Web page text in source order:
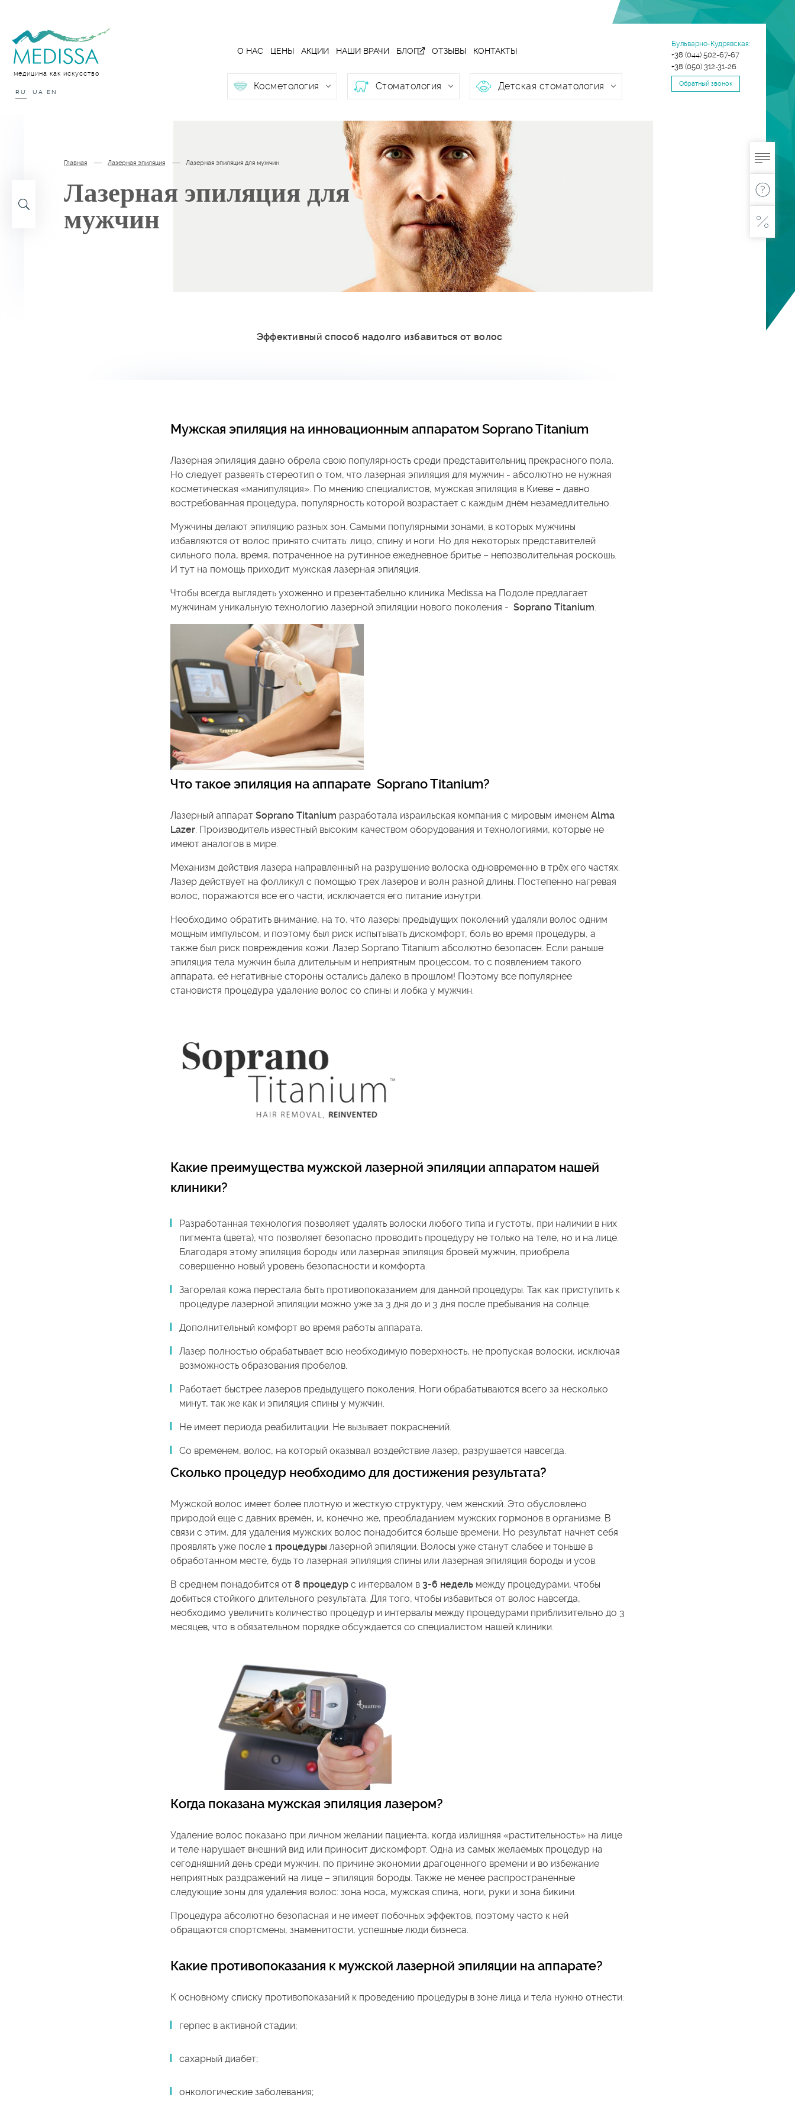
RU UA EN
медицина как искусство
Бульварно-Кудрявская:
+38 (044) 502-67-67
+38 (050) 312-31-26
Обратный звонок
ONLINE
ЗАПИСЬ
ЗАДАТЬ
ВОПРОС
ПОЛУЧИТЬ
СКИДКУ
О НАС
Косметология Стоматология Детская стоматология
ЦЕНЫ АКЦИИ НАШИ ВРАЧИ БЛОГ ОТЗЫВЫ КОНТАКТЫ
Главная Лазерная эпиляция Лазерная эпиляция для мужчин
Лазерная эпиляция для
мужчин
Эффективный способ надолго избавиться от волос
Мужская эпиляция на инновационным аппаратом Soprano Titanium
Лазерная эпиляция давно обрела свою популярность среди представительниц прекрасного пола.
Но следует развеять стереотип о том, что лазерная эпиляция для мужчин - абсолютно не нужная
косметическая «манипуляция». По мнению специалистов, мужская эпиляция в Киеве – давно
востребованная процедура, популярность которой возрастает с каждым днём незамедлительно.
Мужчины делают эпиляцию разных зон. Самыми популярными зонами, в которых мужчины
избавляются от волос принято считать: лицо, спину и ноги. Но для некоторых представителей
сильного пола, время, потраченное на рутинное ежедневное бритье – непозволительная роскошь.
И тут на помощь приходит мужская лазерная эпиляция.
Чтобы всегда выглядеть ухоженно и презентабельно клиника Medissa на Подоле предлагает
мужчинам уникальную технологию лазерной эпиляции нового поколения - Soprano Titanium.
Что такое эпиляция на аппарате Soprano Titanium?
Лазерный аппарат Soprano Titanium разработала израильская компания с мировым именем Alma
Lazer. Производитель известный высоким качеством оборудования и технологиями, которые не
имеют аналогов в мире.
Механизм действия лазера направленный на разрушение волоска одновременно в трёх его частях.
Лазер действует на фолликул с помощью трех лазеров и волн разной длины. Постепенно нагревая
волос, поражаются все его части, исключается его питание изнутри.
Необходимо обратить внимание, на то, что лазеры предыдущих поколений удаляли волос одним
мощным импульсом, и поэтому был риск испытывать дискомфорт, боль во время процедуры, а
также был риск повреждения кожи. Лазер Soprano Titanium абсолютно безопасен. Если раньше
эпиляция тела мужчин была длительным и неприятным процессом, то с появлением такого
аппарата, её негативные стороны остались далеко в прошлом! Поэтому все популярнее
становистя процедура удаление волос со спины и лобка у мужчин.
Какие преимущества мужской лазерной эпиляции аппаратом нашей
клиники?
Разработанная технология позволяет удалять волоски любого типа и густоты, при наличии в них
пигмента (цвета), что позволяет безопасно проводить процедуру не только на теле, но и на лице.
Благодаря этому эпиляция бороды или лазерная эпиляция бровей мужчин, приобрела
совершенно новый уровень безопасности и комфорта.
Загорелая кожа перестала быть противопоказанием для данной процедуры. Так как приступить к
процедуре лазерной эпиляции можно уже за 3 дня до и 3 дня после пребывания на солнце.
Дополнительный комфорт во время работы аппарата.
Лазер полностью обрабатывает всю необходимую поверхность, не пропуская волоски, исключая
возможность образования пробелов.
Работает быстрее лазеров предыдущего поколения. Ноги обрабатываются всего за несколько
минут, так же как и эпиляция спины у мужчин.
Не имеет периода реабилитации. Не вызывает покраснений.
Со временем, волос, на который оказывал воздействие лазер, разрушается навсегда.
Сколько процедур необходимо для достижения результата?
Мужской волос имеет более плотную и жесткую структуру, чем женский. Это обусловлено
природой еще с давних времён, и, конечно же, преобладанием мужских гормонов в организме. В
связи с этим, для удаления мужских волос понадобится больше времени. Но результат начнет себя
проявлять уже после 1 процедуры лазерной эпиляции. Волосы уже станут слабее и тоньше в
обработанном месте, будь то лазерная эпиляция спины или лазерная эпиляция бороды и усов.
В среднем понадобится от 8 процедур с интервалом в 3-6 недель между процедурами, чтобы
добиться стойкого длительного результата. Для того, чтобы избавиться от волос навсегда,
необходимо увеличить количество процедур и интервалы между процедурами приблизительно до 3
месяцев, что в обязательном порядке обсуждается со специалистом нашей клиники.
Когда показана мужская эпиляция лазером?
Удаление волос показано при личном желании пациента, когда излишняя «растительность» на лице
и теле нарушает внешний вид или приносит дискомфорт. Одна из самых желаемых процедур на
сегодняшний день среди мужчин, по причине экономии драгоценного времени и во избежание
неприятных раздражений на лице – эпиляция бороды. Также не менее распространенные
следующие зоны для удаления волос: зона носа, мужская спина, ноги, руки и зона бикини.
Процедура абсолютно безопасная и не имеет побочных эффектов, поэтому часто к ней
обращаются спортсмены, знаменитости, успешные люди бизнеса.
Какие противопоказания к мужской лазерной эпиляции на аппарате?
К основному списку противопоказаний к проведению процедуры в зоне лица и тела нужно отнести:
герпес в активной стадии;
сахарный диабет;
онкологические заболевания;